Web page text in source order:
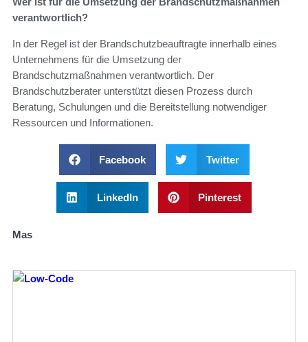
verantwortlich?
In der Regel ist der Brandschutzbeauftragte innerhalb eines
Unternehmens für die Umsetzung der
Brandschutzmaßnahmen verantwortlich. Der
Brandschutzberater unterstützt diesen Prozess durch
Beratung, Schulungen und die Bereitstellung notwendiger
Ressourcen und Informationen.
Facebook Twitter
LinkedIn Pinterest
Mas